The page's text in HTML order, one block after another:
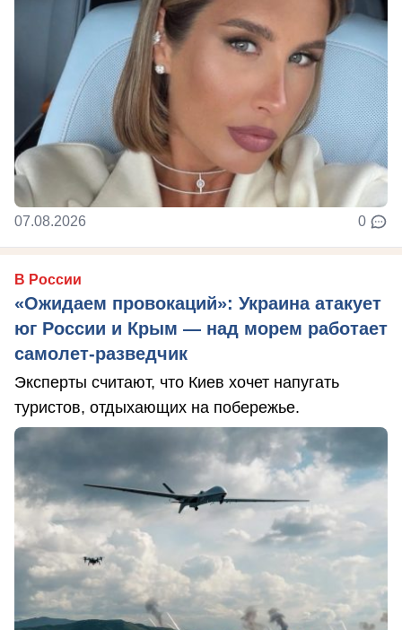
07.08.2026 0
В России
«Ожидаем провокаций»: Украина атакует
юг России и Крым — над морем работает
самолет-разведчик
Эксперты считают, что Киев хочет напугать
туристов, отдыхающих на побережье.